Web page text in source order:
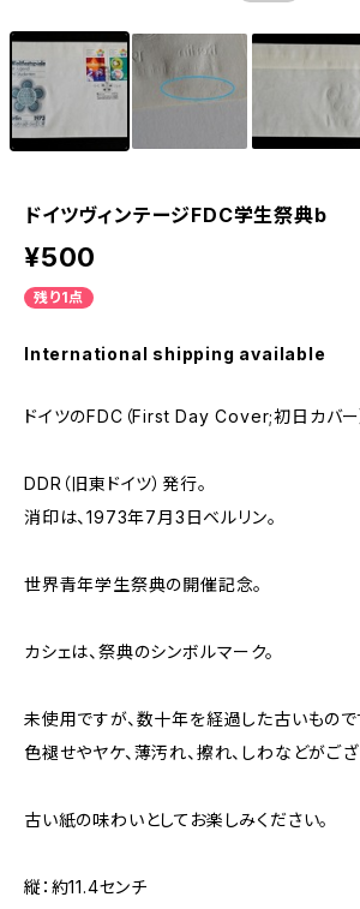
ドイツヴィンテージFDC学生祭典b
¥500
残り1点
International shipping available
ドイツのFDC（First Day Cover;初日カバー
DDR（旧東ドイツ）発行。
消印は、1973年7月3日ベルリン。
世界青年学生祭典の開催記念。
カシェは、祭典のシンボルマーク。
未使用ですが、数十年を経過した古いもので
色褪せやヤケ、薄汚れ、擦れ、しわなどがござ
古い紙の味わいとしてお楽しみください。
縦：約11.4センチ